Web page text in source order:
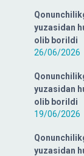
yuzasidan
olib borildi
26/06/2026
yuzasidan
olib borildi
19/06/2026
yuzasidan